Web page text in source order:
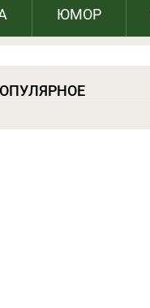
ЮМОР